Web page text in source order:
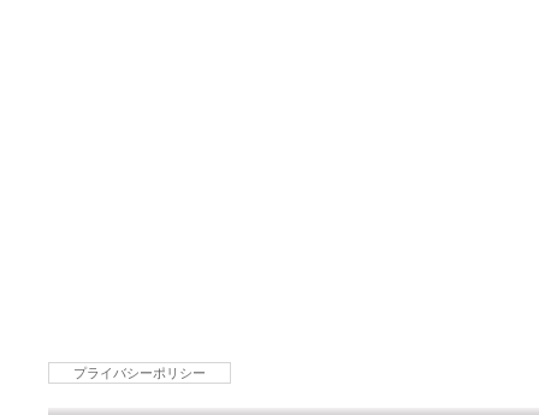
プライバシーポリシー